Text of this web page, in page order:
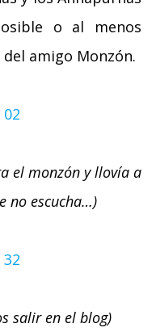
o al menos
amigo Monzón.
el monzón y llovía a
no escucha…)
salir en el blog)